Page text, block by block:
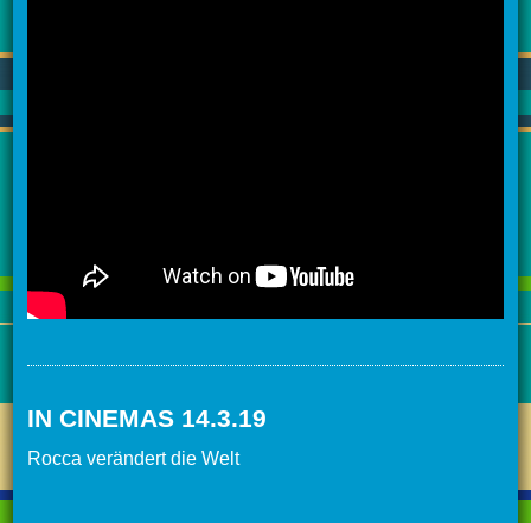
IN CINEMAS 14.3.19
Rocca verändert die Welt